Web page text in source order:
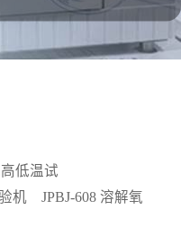
低温试
机
JPBJ-608 溶解氧